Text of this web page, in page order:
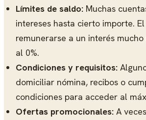
Límites de saldo: Muchas
intereses hasta cierto importe.
remunerarse a un interés
al 0%.
Condiciones y requisitos:
domiciliar nómina, recibos o
condiciones para acceder al
Ofertas promocionales: A